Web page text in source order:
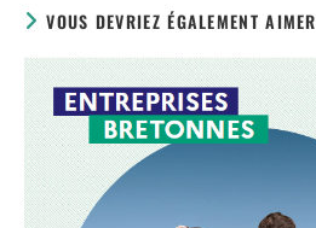
VOUS DEVRIEZ ÉGALEMENT AIMER